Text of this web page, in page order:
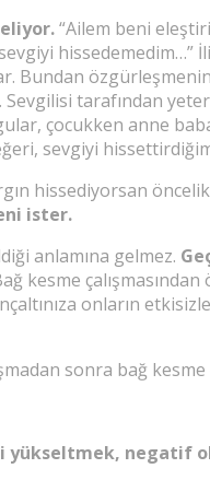
“Ailem beni
hissedemedim…”
tarafından
çocukken anne
sevgiyi
hissediyorsan
ister.
anlamına gelmez. G
kesme
onların
sonra bağ
yükseltmek, negatif